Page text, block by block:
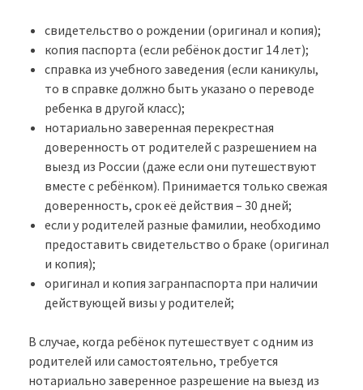
свидетельство о рождении (оригинал и копия);
копия паспорта (если ребёнок достиг 14 лет);
справка из учебного заведения (если каникулы,
то в справке должно быть указано о переводе
ребенка в другой класс);
нотариально заверенная перекрестная
доверенность от родителей с разрешением на
выезд из России (даже если они путешествуют
вместе с ребёнком). Принимается только свежая
доверенность, срок её действия – 30 дней;
если у родителей разные фамилии, необходимо
предоставить свидетельство о браке (оригинал
и копия);
оригинал и копия загранпаспорта при наличии
действующей визы у родителей;
В случае, когда ребёнок путешествует с одним из
родителей или самостоятельно, требуется
нотариально заверенное разрешение на выезд из